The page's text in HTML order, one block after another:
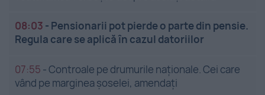
08:03 - Pensionarii pot pierde o parte din pensie.
Regula care se aplică în cazul datoriilor
07:55 -Controale pe drumurile naționale. Cei care
vând pe marginea șoselei, amendați